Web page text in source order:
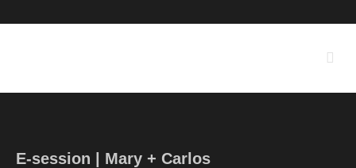
E-session | Mary + Carlos